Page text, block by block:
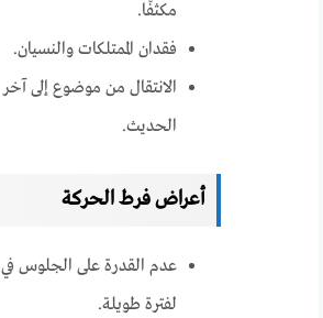
مكثفًا.
فقدان الممتلكات والنسيان.
الانتقال من موضوع إلى آخر
الحديث.
أعراض فرط الحركة
عدم القدرة على الجلوس
لفترة طويلة.